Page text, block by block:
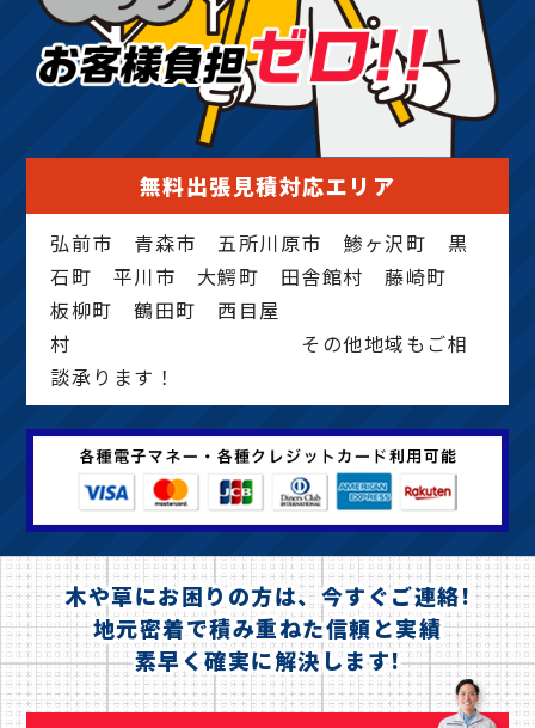
無料出張見積対応エリア
弘前市 青森市 五所川原市 鯵ヶ沢町 黒
石町 平川市 大鰐町 田舎館村 藤崎町
板柳町 鶴田町 西目屋
村 その他地域もご相
談承ります！
木や草にお困りの方は、今すぐご連絡!
地元密着で積み重ねた信頼と実績
素早く確実に解決します!